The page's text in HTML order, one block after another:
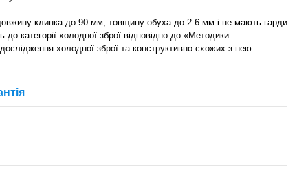
клинка до 90 мм, товщину обуха до 2.6 мм і не мають гарди
до категорії холодної зброї відповідно до «Методики
дослідження холодної зброї та конструктивно схожих з нею